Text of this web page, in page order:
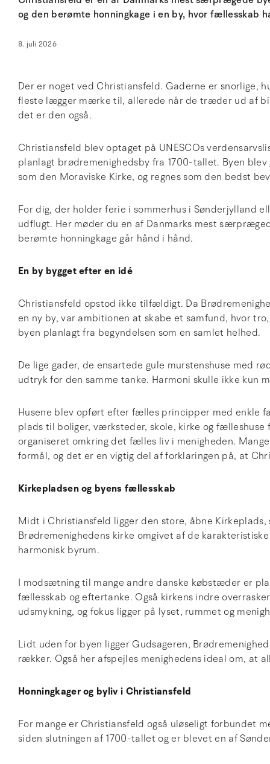
og den berømte honningkage i en by, hvor fællesskab
8. juli 2026
Der er noget ved Christiansfeld. Gaderne er snorlige,
fleste lægger mærke til, allerede når de træder ud af
det er den også.
Christiansfeld blev optaget på UNESCOs
planlagt brødremenighedsby fra 1700-tallet. Byen
som den Moraviske Kirke, og regnes som den bedst
For dig, der holder ferie i sommerhus i Sønderjylland
udflugt. Her møder du en af Danmarks mest
berømte honningkage går hånd i hånd.
En by bygget efter en idé
Christiansfeld opstod ikke tilfældigt. Da
en ny by, var ambitionen at skabe et samfund, hvor
byen planlagt fra begyndelsen som en samlet helhed.
De lige gader, de ensartede gule murstenshuse med
udtryk for den samme tanke. Harmoni skulle ikke kun
Husene blev opført efter fælles principper med enkle
plads til boliger, værksteder, skole, kirke og
organiseret omkring det fælles liv i menigheden.
formål, og det er en vigtig del af forklaringen på, at
Kirkepladsen og byens fællesskab
Midt i Christiansfeld ligger den store, åbne
Brødremenighedens kirke omgivet af de
harmonisk byrum.
I modsætning til mange andre danske købstæder er
fællesskab og eftertanke. Også kirkens indre
udsmykning, og fokus ligger på lyset, rummet og
Lidt uden for byen ligger Gudsageren,
rækker. Også her afspejles menighedens ideal om, at
Honningkager og byliv i Christiansfeld
For mange er Christiansfeld også uløseligt forbundet
siden slutningen af 1700-tallet og er blevet en af